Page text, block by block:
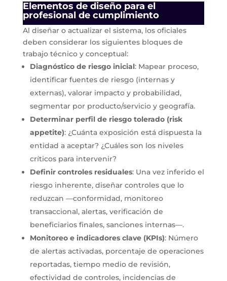
Elementos de diseño para el
profesional de cumplimiento
Al diseñar o actualizar el sistema, los oficiales
deben considerar los siguientes bloques de
trabajo técnico y conceptual:
Diagnóstico de riesgo inicial: Mapear proceso,
identificar fuentes de riesgo (internas y
externas), valorar impacto y probabilidad,
segmentar por producto/servicio y geografía.
Determinar perfil de riesgo tolerado (risk
appetite): ¿Cuánta exposición está dispuesta la
entidad a aceptar? ¿Cuáles son los niveles
críticos para intervenir?
Definir controles residuales: Una vez inferido el
riesgo inherente, diseñar controles que lo
reduzcan —conformidad, monitoreo
transaccional, alertas, verificación de
beneficiarios finales, sanciones internas—.
Monitoreo e indicadores clave (KPIs): Número
de alertas activadas, porcentaje de operaciones
reportadas, tiempo medio de revisión,
efectividad de controles, incidencias de